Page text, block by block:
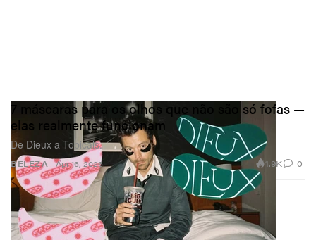
BELEZA
7 máscaras para os olhos que não são só fofas —
elas realmente funcionam
De Dieux a Topicals.
Apr 16, 2026 1.9K 0